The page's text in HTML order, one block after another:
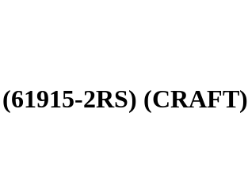
2RS) (CRAFT)